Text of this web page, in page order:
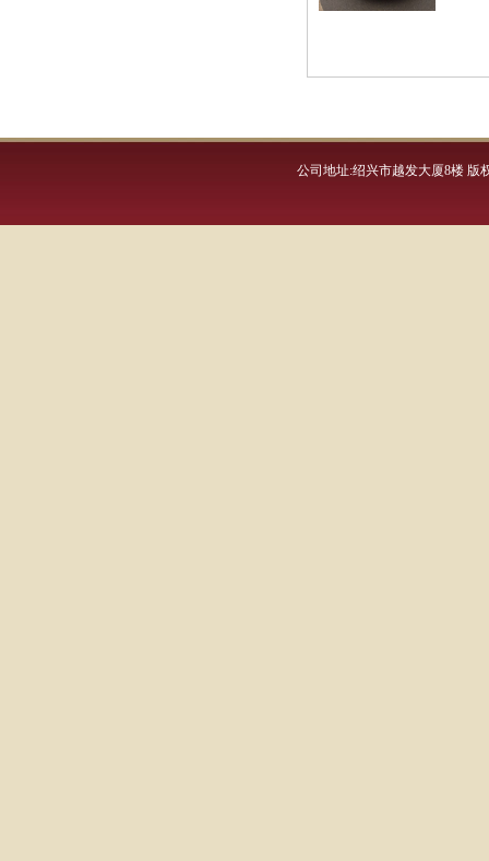
公司地址:绍兴市越发大厦8楼 版